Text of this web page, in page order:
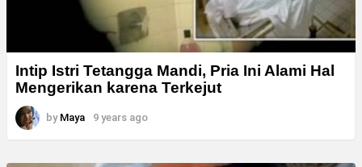
Intip Istri Tetangga Mandi, Pria Ini Alami Hal
Mengerikan karena Terkejut
by Maya 9 years ago